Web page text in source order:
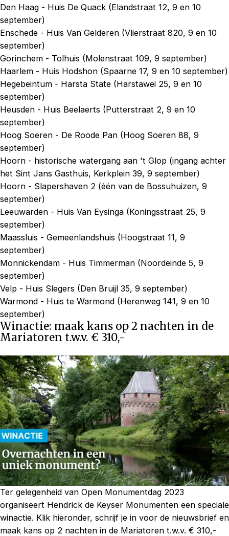
Den Haag - Huis De Quack (Elandstraat 12, 9 en 10
september)
Enschede - Huis Van Gelderen (Vlierstraat 820, 9 en 10
september)
Gorinchem - Tolhuis (Molenstraat 109, 9 september)
Haarlem - Huis Hodshon (Spaarne 17, 9 en 10 september)
Hegebeintum - Harsta State (Harstawei 25, 9 en 10
september)
Heusden - Huis Beelaerts (Putterstraat 2, 9 en 10
september)
Hoog Soeren - De Roode Pan (Hoog Soeren 88, 9
september)
Hoorn - historische watergang aan 't Glop (ingang achter
het Sint Jans Gasthuis, Kerkplein 39, 9 september)
Hoorn - Slapershaven 2 (één van de Bossuhuizen, 9
september)
Leeuwarden - Huis Van Eysinga (Koningsstraat 25, 9
september)
Maassluis - Gemeenlandshuis (Hoogstraat 11, 9
september)
Monnickendam - Huis Timmerman (Noordeinde 5, 9
september)
Velp - Huis Slegers (Den Bruijl 35, 9 september)
Warmond - Huis te Warmond (Herenweg 141, 9 en 10
september)
Winactie: maak kans op 2 nachten in de
Mariatoren t.w.v. € 310,-
Ter gelegenheid van Open Monumentdag 2023
organiseert Hendrick de Keyser Monumenten een speciale
winactie. Klik hieronder, schrijf je in voor de nieuwsbrief en
maak kans op 2 nachten in de Mariatoren t.w.v. € 310,-